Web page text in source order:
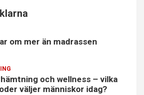
om mer än madrassen
och wellness – vilka
väljer människor idag?